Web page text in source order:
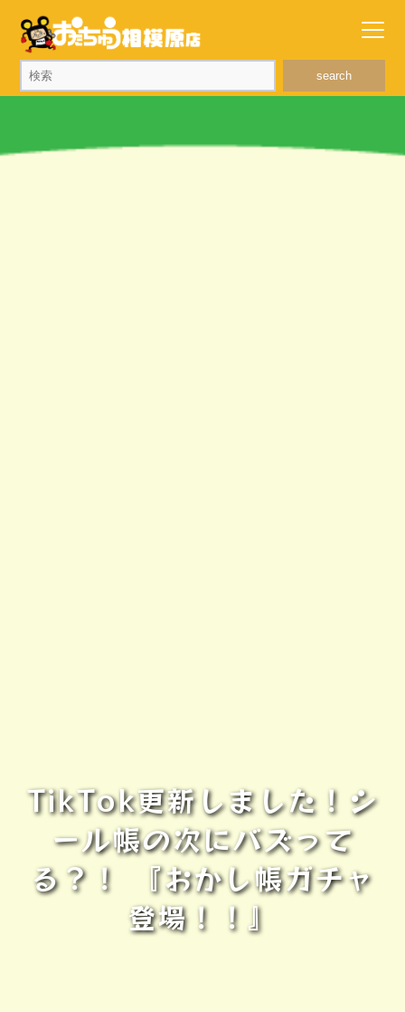
search
TikTok更新しました！シ
ール帳の次にバズって
る？！ 『おかし帳ガチャ
登場！！』